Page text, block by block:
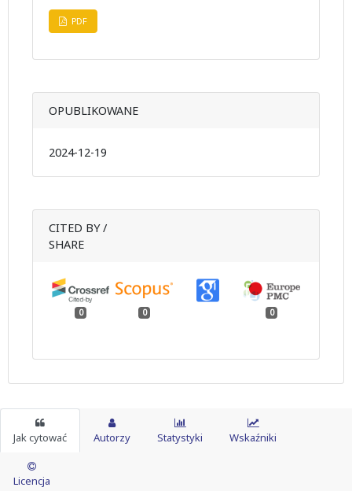
PDF
OPUBLIKOWANE
2024-12-19
CITED BY /
SHARE
0 0 0
Jak cytować Autorzy Statystyki Wskaźniki
Licencja